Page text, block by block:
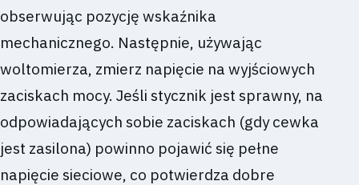
obserwując pozycję wskaźnika
mechanicznego. Następnie, używając
woltomierza, zmierz napięcie na wyjściowych
zaciskach mocy. Jeśli stycznik jest sprawny, na
odpowiadających sobie zaciskach (gdy cewka
jest zasilona) powinno pojawić się pełne
napięcie sieciowe, co potwierdza dobre